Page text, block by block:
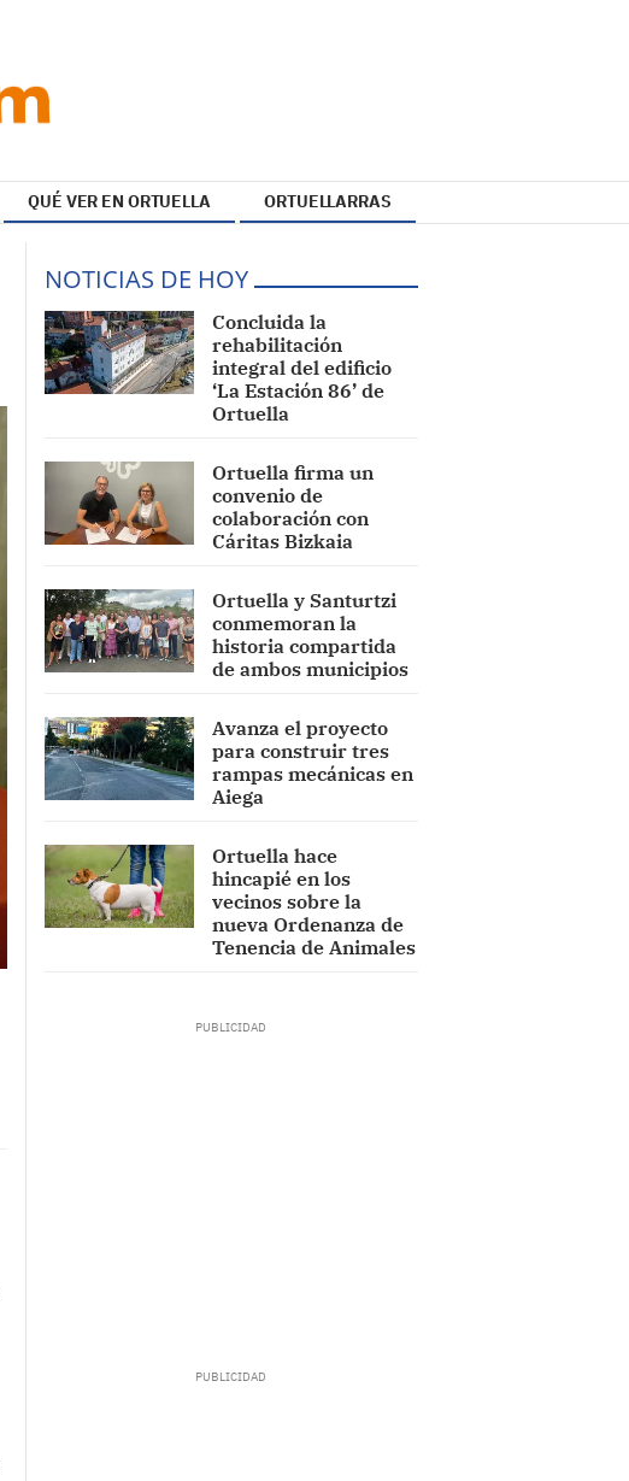
QUÉ VER EN ORTUELLA ORTUELLARRAS
NOTICIAS DE HOY
Concluida la
rehabilitación
integral del edificio
‘La Estación 86’ de
Ortuella
Ortuella firma un
convenio de
colaboración con
Cáritas Bizkaia
Ortuella y Santurtzi
conmemoran la
historia compartida
de ambos municipios
Avanza el proyecto
para construir tres
rampas mecánicas en
Aiega
Ortuella hace
hincapié en los
vecinos sobre la
nueva Ordenanza de
Tenencia de Animales